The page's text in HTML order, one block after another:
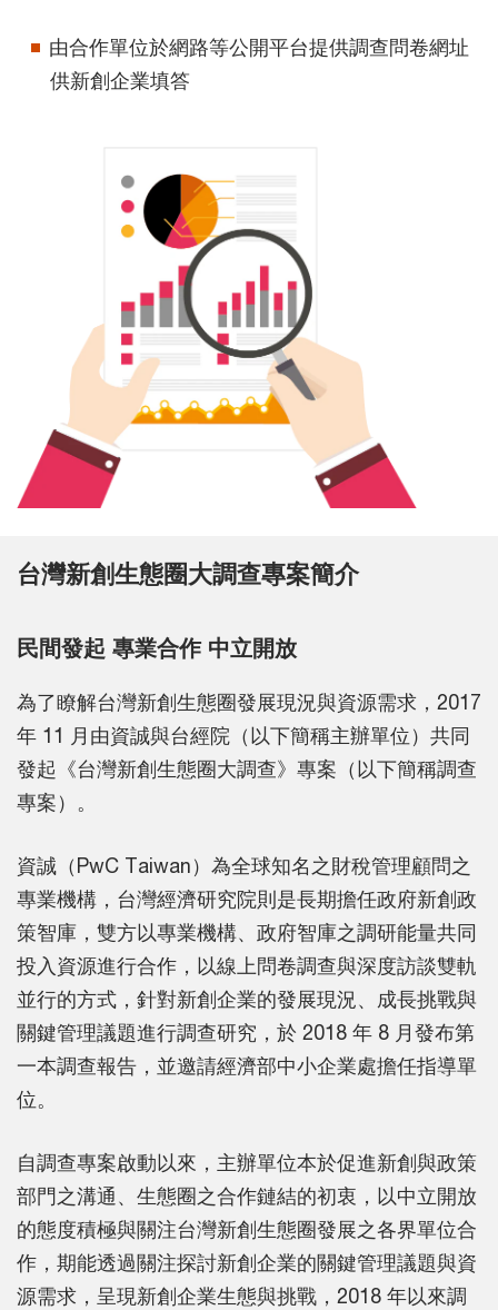
由合作單位於網路等公開平台提供調查問卷網址
供新創企業填答
台灣新創生態圈大調查專案簡介
民間發起 專業合作 中立開放
為了瞭解台灣新創生態圈發展現況與資源需求，2017
年 11 月由資誠與台經院（以下簡稱主辦單位）共同
發起《台灣新創生態圈大調查》專案（以下簡稱調查
專案）。
資誠（PwC Taiwan）為全球知名之財稅管理顧問之
專業機構，台灣經濟研究院則是長期擔任政府新創政
策智庫，雙方以專業機構、政府智庫之調研能量共同
投入資源進行合作，以線上問卷調查與深度訪談雙軌
並行的方式，針對新創企業的發展現況、成長挑戰與
關鍵管理議題進行調查研究，於 2018 年 8 月發布第
一本調查報告，並邀請經濟部中小企業處擔任指導單
位。
自調查專案啟動以來，主辦單位本於促進新創與政策
部門之溝通、生態圈之合作鏈結的初衷，以中立開放
的態度積極與關注台灣新創生態圈發展之各界單位合
作，期能透過關注探討新創企業的關鍵管理議題與資
源需求，呈現新創企業生態與挑戰，2018 年以來調